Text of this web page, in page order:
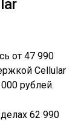
от 47 990
Cellular
рублей.
62 990